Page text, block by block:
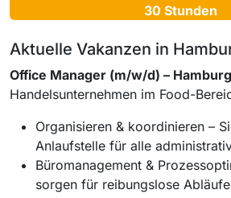
30 Stunden
Aktuelle Vakanzen in
Office Manager (m/w/d) –
Handelsunternehmen im Food-
Organisieren & koordinieren –
Anlaufstelle für alle
Büromanagement &
sorgen für reibungslose